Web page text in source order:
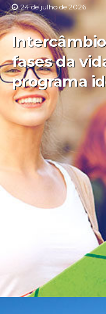
24 de julho de 2026
fases da
programa